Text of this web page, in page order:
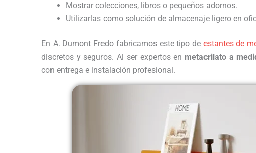
Mostrar colecciones, libros o pequeños adornos.
Utilizarlas como solución de almacenaje ligero en
En A. Dumont Fredo fabricamos este tipo de estantes de
discretos y seguros. Al ser expertos en metacrilato a
con entrega e instalación profesional.